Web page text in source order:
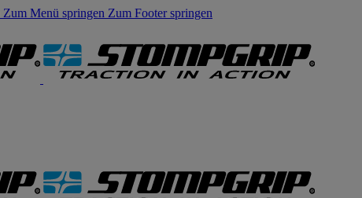
Zum Menü springen Zum Footer springen